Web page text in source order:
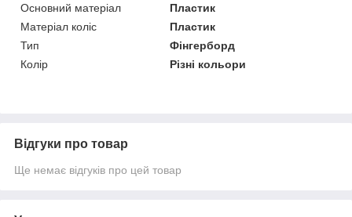
Основний матеріал
Пластик
Матеріал коліс
Пластик
Тип
Фінгерборд
Колір
Різні кольори
Відгуки про товар
Ще немає відгуків про цей товар